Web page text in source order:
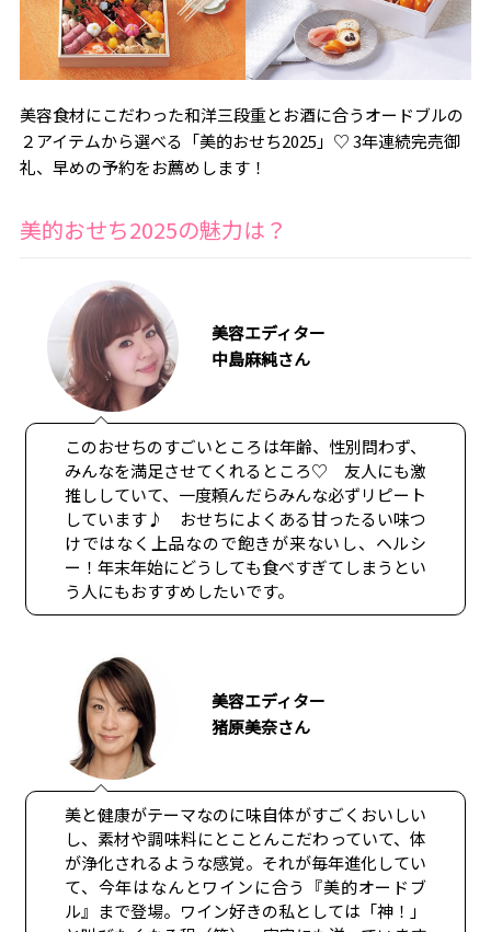
美容食材にこだわった和洋三段重とお酒に合うオードブルの
２アイテムから選べる「美的おせち2025」♡ 3年連続完売御
礼、早めの予約をお薦めします！
美的おせち2025の魅力は？
美容エディター
中島麻純さん
このおせちのすごいところは年齢、性別問わず、
みんなを満足させてくれるところ♡ 友人にも激
推ししていて、一度頼んだらみんな必ずリピート
しています♪ おせちによくある甘ったるい味つ
けではなく上品なので飽きが来ないし、ヘルシ
ー！年末年始にどうしても食べすぎてしまうとい
う人にもおすすめしたいです。
美容エディター
猪原美奈さん
美と健康がテーマなのに味自体がすごくおいしい
し、素材や調味料にとことんこだわっていて、体
が浄化されるような感覚。それが毎年進化してい
て、今年はなんとワインに合う『美的オードブ
ル』まで登場。ワイン好きの私としては「神！」